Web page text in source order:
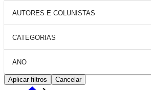
AUTORES E COLUNISTAS
CATEGORIAS
ANO
Aplicar filtros Cancelar